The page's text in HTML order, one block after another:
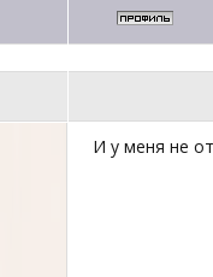
И у меня не